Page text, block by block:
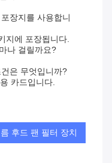
장지를 사용합니
지에 포장됩니다.
나 걸릴까요?
은 무엇입니까?
카드입니다.
후드 팬 필터 장치